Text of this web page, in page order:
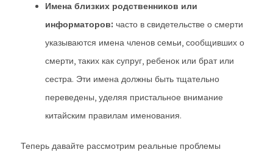
Имена близких родственников или
информаторов: часто в свидетельстве о смерти
указываются имена членов семьи, сообщивших о
смерти, таких как супруг, ребенок или брат или
сестра. Эти имена должны быть тщательно
переведены, уделяя пристальное внимание
китайским правилам именования.
Теперь давайте рассмотрим реальные проблемы